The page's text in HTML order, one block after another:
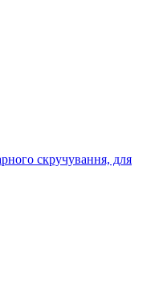
скручування, для